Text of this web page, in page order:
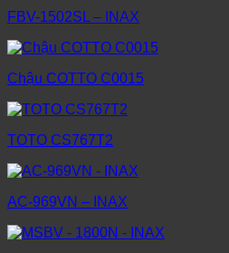
FBV-1502SL – INAX
Chậu COTTO C0015
TOTO CS767T2
AC-969VN – INAX